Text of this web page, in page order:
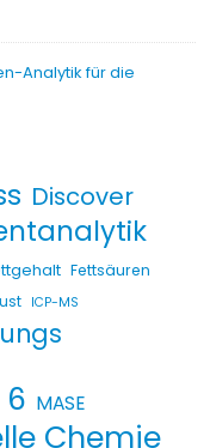
Analytik für die
Discover
Fettsäuren
ICP-MS
6 MASE
Chemie